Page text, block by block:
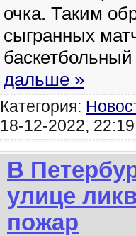
очка. Таким
сыгранных
дальше »
Категория:
18-12-2022,
В
улице
пожар